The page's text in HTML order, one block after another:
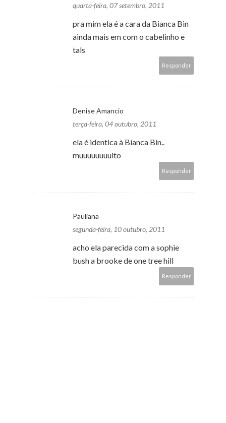
quarta-feira, 07 setembro, 2011
pra mim ela é a cara da Bianca Bin
ainda mais em com o cabelinho e
tals
Responder
Denise Amancio
terça-feira, 04 outubro, 2011
ela é identica à Bianca Bin..
muuuuuuuuito
Responder
Pauliana
segunda-feira, 10 outubro, 2011
acho ela parecida com a sophie
bush a brooke de one tree hill
Responder